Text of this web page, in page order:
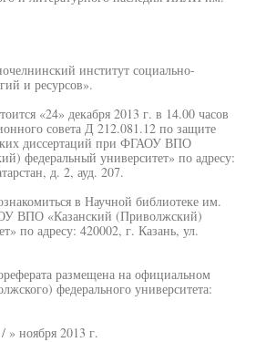
институт социально-
и ресурсов».
«24» декабря 2013 г. в 14.00 часов
совета Д 212.081.12 по защите
диссертаций при ФГАОУ ВПО
федеральный университет» по адресу:
д. 2, ауд. 207.
в Научной библиотеке им.
ВПО «Казанский (Приволжский)
по адресу: 420002, г. Казань, ул.
размещена на официальном
федерального университета:
» ноября 2013 г.